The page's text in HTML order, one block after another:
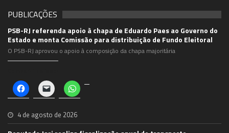
PUBLICAÇÕES
PSB-RJ referenda apoio à chapa de Eduardo Paes ao Governo do
Estado e monta Comissão para distribuição de Fundo Eleitoral
O PSB-RJ aprovou o apoio à composição da chapa majoritária
Clique
para
compartilhar
Facebook(abre
em
nova
Clique
para
enviar
link
por
e-
Clique
para
compartilhar
WhatsApp(abre
nova
4 de agosto de 2026